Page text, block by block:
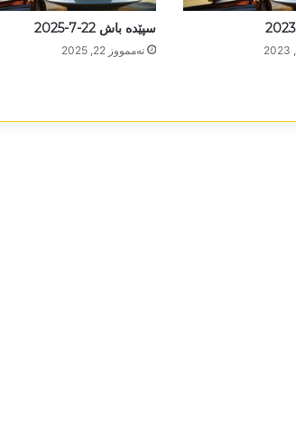
سپێدە باش 22-7-2025
تەممووز 22, 2025